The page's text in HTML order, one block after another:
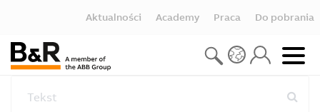
Aktualności Academy Praca Do pobrania
Теkst